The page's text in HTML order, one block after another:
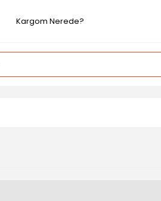
Kargom Nerede?